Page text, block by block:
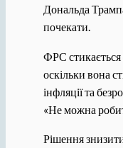
Дональда
почекати.
ФРС стикається
оскільки вона
інфляції та
«Не можна
Рішення